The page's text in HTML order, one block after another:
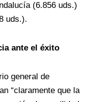
(6.856 uds.)
uds.).
ante el éxito
general de
“claramente que la